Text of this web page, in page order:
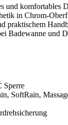
und komfortables
in Chrom-
praktischem
Badewanne und
Sperre
SoftRain,